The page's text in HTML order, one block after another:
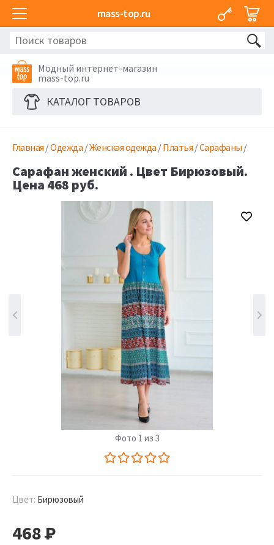
mass-top.ru
Модный интернет-магазин
mass-top.ru
КАТАЛОГ ТОВАРОВ
Главная /Одежда /Женская одежда /Платья /Сарафаны /
Сарафан женский . Цвет Бирюзовый.
Цена 468 руб.
Фото 1 из 3
Цвет: Бирюзовый
468Р